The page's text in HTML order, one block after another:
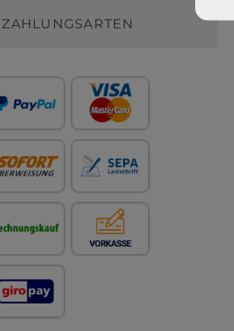
ZAHLUNGSARTEN